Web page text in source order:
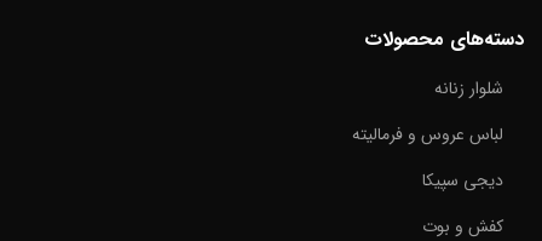
دسته‌های محصولات
شلوار زنانه
لباس عروس و فرمالیته
دیجی سپیکا
کفش و بوت